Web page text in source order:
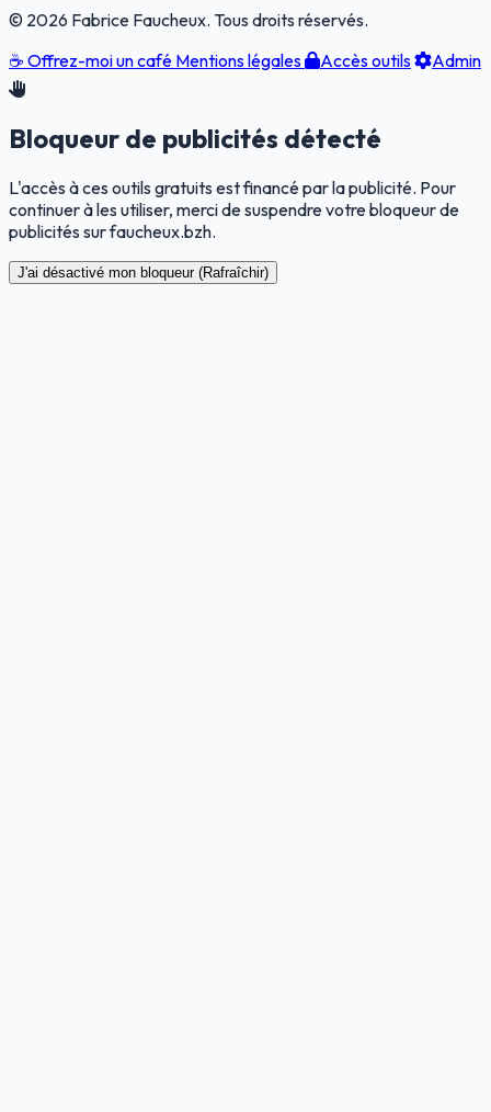
© 2026 Fabrice Faucheux. Tous droits réservés.
☕ Offrez-moi un café Mentions légales Accès outils Admin
Bloqueur de publicités détecté
L'accès à ces outils gratuits est financé par la publicité. Pour
continuer à les utiliser, merci de suspendre votre bloqueur de
publicités sur faucheux.bzh.
J'ai désactivé mon bloqueur (Rafraîchir)